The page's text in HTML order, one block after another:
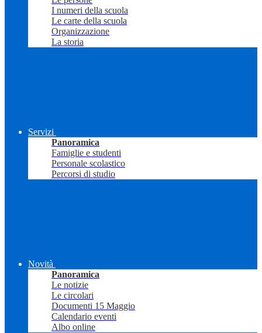
I numeri della scuola
Le carte della scuola
Organizzazione
La storia
Servizi
Panoramica
Famiglie e studenti
Personale scolastico
Percorsi di studio
Novità
Panoramica
Le notizie
Le circolari
Documenti 15 Maggio
Calendario eventi
Albo online